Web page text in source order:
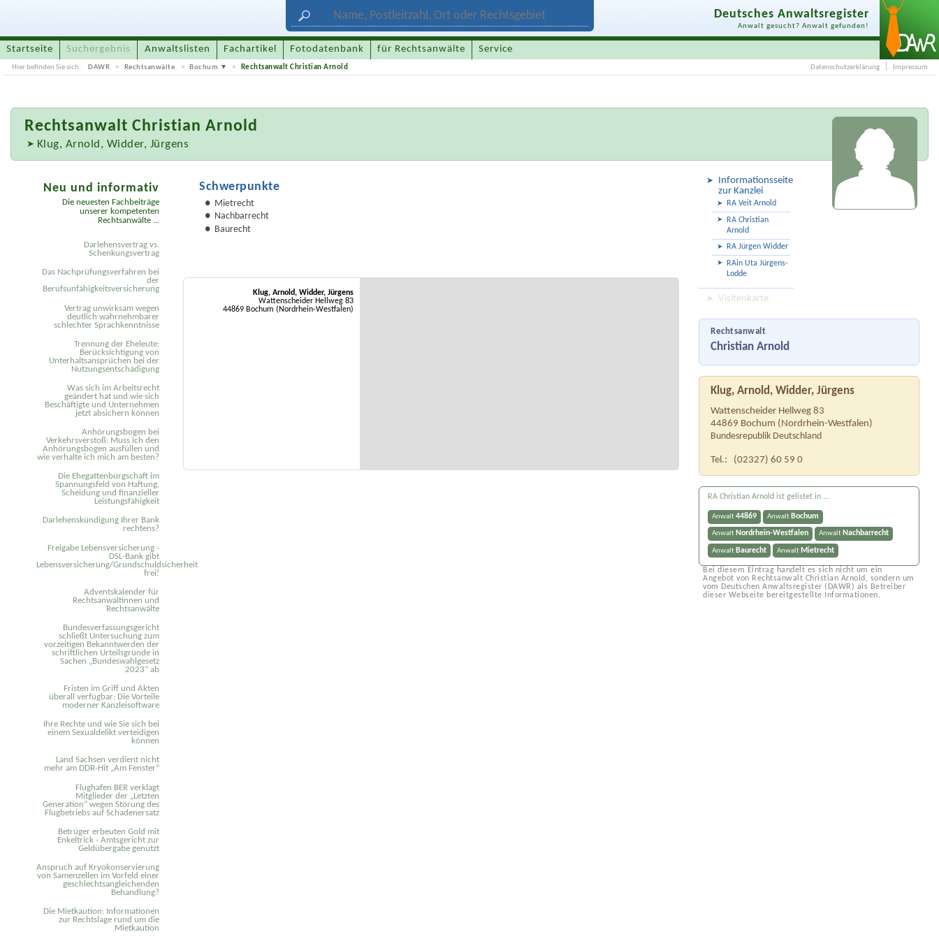
Deutsches Anwaltsregister
Anwalt gesucht? Anwalt gefunden!
Startseite Suchergebnis Anwaltslisten Fachartikel Fotodatenbank für Rechtsanwälte Service
Hier befinden Sie sich: DAWR Rechtsanwälte Bochum Rechtsanwalt Christian Arnold Datenschutzerklärung Impressum
RechtsanwaltChristian Arnold
Klug, Arnold, Widder, Jürgens
Informationsseite
zur Kanzlei
RA Veit Arnold
RA Christian
Arnold
RA Jürgen Widder
RAin Uta Jürgens-
Lodde
Visitenkarte
Rechtsanwalt
Christian Arnold
Klug, Arnold, Widder, Jürgens
Wattenscheider Hellweg 83
44869 Bochum (Nordrhein-Westfalen)
Bundesrepublik Deutschland
Tel.: (02327) 60 59 0
RA Christian Arnold ist gelistet in ...
Anwalt44869 AnwaltBochum
AnwaltNordrhein-Westfalen AnwaltNachbarrecht
Anwalt Baurecht Anwalt Mietrecht
Bei diesem Eintrag handelt es sich nicht um ein
Angebot von Rechtsanwalt Christian Arnold, sondern um
vom Deutschen Anwaltsregister (DAWR) als Betreiber
dieser Webseite bereitgestellte Informationen.
Schwerpunkte
Mietrecht
Nachbarrecht
Baurecht
Klug, Arnold, Widder, Jürgens
Wattenscheider Hellweg 83
44869 Bochum (Nordrhein-Westfalen)
Neu und informativ
Die neuesten Fachbeiträge
unserer kompetenten
Rechtsanwälte ...
Darlehensvertrag vs.
Schenkungsvertrag
Das Nachprüfungsverfahren bei
der
Berufsunfähigkeitsversicherung
Vertrag unwirksam wegen
deutlich wahrnehmbarer
schlechter Sprachkenntnisse
Trennung der Eheleute:
Berücksichtigung von
Unterhaltsansprüchen bei der
Nutzungsentschädigung
Was sich im Arbeitsrecht
geändert hat und wie sich
Beschäftigte und Unternehmen
jetzt absichern können
Anhörungsbogen bei
Verkehrsverstoß: Muss ich den
Anhörungsbogen ausfüllen und
wie verhalte ich mich am besten?
Die Ehegattenbürgschaft im
Spannungsfeld von Haftung,
Scheidung und finanzieller
Leistungsfähigkeit
Darlehenskündigung Ihrer Bank
rechtens?
Freigabe Lebensversicherung -
DSL-Bank gibt
Lebensversicherung/Grundschuldsicherheit
frei!
Adventskalender für
Rechtsanwältinnen und
Rechtsanwälte
Bundesverfassungsgericht
schließt Untersuchung zum
vorzeitigen Bekanntwerden der
schriftlichen Urteilsgründe in
Sachen „Bundeswahlgesetz
2023“ ab
Fristen im Griff und Akten
überall verfügbar: Die Vorteile
moderner Kanzleisoftware
Ihre Rechte und wie Sie sich bei
einem Sexual­delikt verteidigen
können
Land Sachsen verdient nicht
mehr am DDR-Hit „Am Fenster“
Flughafen BER verklagt
Mitglieder der „Letzten
Generation“ wegen Störung des
Flugbetriebs auf Schadenersatz
Betrüger erbeuten Gold mit
Enkeltrick - Amtsgericht zur
Geldübergabe genutzt
Anspruch auf Kryokonservierung
von Samenzellen im Vorfeld einer
geschlechtsangleichenden
Behandlung?
Die Mietkaution: Informationen
zur Rechtslage rund um die
Mietkaution